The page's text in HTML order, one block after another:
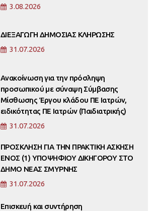
3.08.2026
ΔΙΕΞΑΓΩΓΗ ΔΗΜΟΣΙΑΣ ΚΛΗΡΩΣΗΣ
31.07.2026
Ανακοίνωση για την πρόσληψη
προσωπικού με σύναψη Σύμβασης
Μίσθωσης Έργου κλάδου ΠΕ Ιατρών,
ειδικότητας ΠΕ Ιατρών (Παιδιατρικής)
31.07.2026
ΠΡΟΣΚΛΗΣΗ ΓΙΑ ΤΗΝ ΠΡΑΚΤΙΚΗ ΑΣΚΗΣΗ
ΕΝΟΣ (1) ΥΠΟΨΗΦΙΟΥ ΔΙΚΗΓΟΡΟΥ ΣΤΟ
ΔΗΜΟ ΝΕΑΣ ΣΜΥΡΝΗΣ
31.07.2026
Επισκευή και συντήρηση